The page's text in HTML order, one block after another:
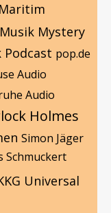
Maritim
Musik Mystery
Podcast pop.de
Audio
Audio
Holmes
Simon Jäger
Schmuckert
Universal